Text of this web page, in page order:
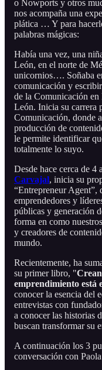
o Nowports y otros
nos acompaña una
plática … Y para
palabras mágicas:
Había una vez, una
León, en el norte de
unicornios…. Soñaba
comunicación y
de la Comunicación
León. Inicia su carrera
Comunicación, donde
producción de
le permite identificar
totalmente lo suyo.
Desde hace cerca de 4
Carvajal, inicia su
“Entrepreneur Agent”,
emprendedores y
públicas y generación
forma en como
y creadores de
mundo.
Recientemente, ha
su primer libro, "
emprendimiento está
conocer la esencia del
entrevistas con
a conocer las historias
buscan transformar su
A continuación los 3
conversación con